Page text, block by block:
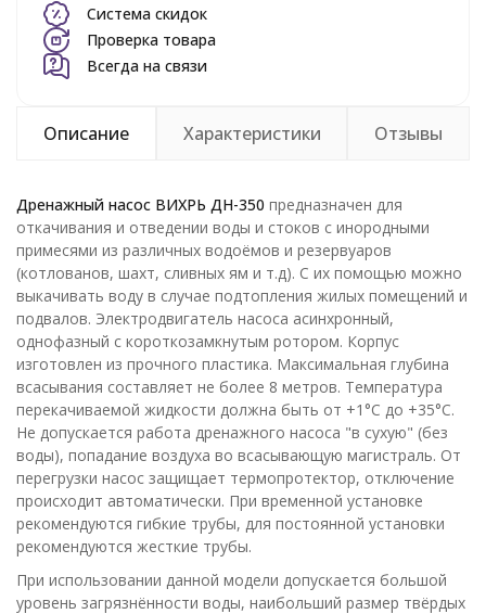
Система скидок
Проверка товара
Всегда на связи
Описание Характеристики Отзывы
Дренажный насос ВИХРЬ ДН-350 предназначен для
откачивания и отведении воды и стоков с инородными
примесями из различных водоёмов и резервуаров
(котлованов, шахт, сливных ям и т.д). С их помощью можно
выкачивать воду в случае подтопления жилых помещений и
подвалов. Электродвигатель насоса асинхронный,
однофазный с короткозамкнутым ротором. Корпус
изготовлен из прочного пластика. Максимальная глубина
всасывания составляет не более 8 метров. Температура
перекачиваемой жидкости должна быть от +1°С до +35°С.
Не допускается работа дренажного насоса "в сухую" (без
воды), попадание воздуха во всасывающую магистраль. От
перегрузки насос защищает термопротектор, отключение
происходит автоматически. При временной установке
рекомендуются гибкие трубы, для постоянной установки
рекомендуются жесткие трубы.
При использовании данной модели допускается большой
уровень загрязнённости воды, наибольший размер твёрдых